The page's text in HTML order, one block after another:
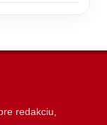
redakciu,